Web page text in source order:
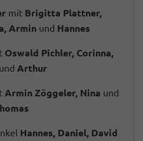
mit Brigitta Plattner,
Armin und Hannes
Oswald Pichler, Corinna,
und Arthur
Armin Zöggeler, Nina und
Hannes, Daniel, David